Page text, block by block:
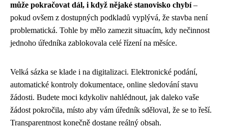
může pokračovat dál, i když nějaké stanovisko chybí–
pokud ovšem z dostupných podkladů vyplývá, že stavba není
problematická. Tohle by mělo zamezit situacím, kdy nečinnost
jednoho úředníka zablokovala celé řízení na měsíce.
Velká sázka se klade i na digitalizaci. Elektronické podání,
automatické kontroly dokumentace, online sledování stavu
žádosti. Budete moci kdykoliv nahlédnout, jak daleko vaše
žádost pokročila, místo aby vám úředník sděloval, že se to řeší.
Transparentnost konečně dostane reálný obsah.